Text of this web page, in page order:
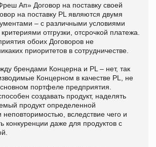
Ап» Договор на поставку своей
на поставку PL являются двумя
– с различными условиями
отгрузки, отсрочкой платежа.
обоих Договоров не
приоритетов в сотрудничестве.
брендами Концерна и PL – нет, так
Концерном в качестве PL, не
портфеле предприятия.
создавать продукт, наделять
продукт определенной
неповторимостью, вследствие чего и
конкуренции даже для продуктов с